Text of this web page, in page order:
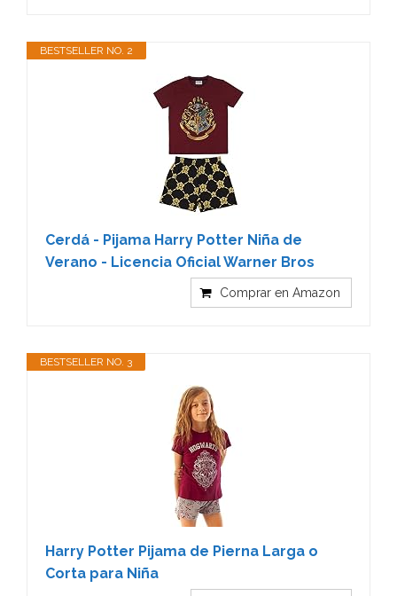
BESTSELLER NO. 2
Cerdá - Pijama Harry Potter Niña de
Verano - Licencia Oficial Warner Bros
Comprar en Amazon
BESTSELLER NO. 3
Harry Potter Pijama de Pierna Larga o
Corta para Niña